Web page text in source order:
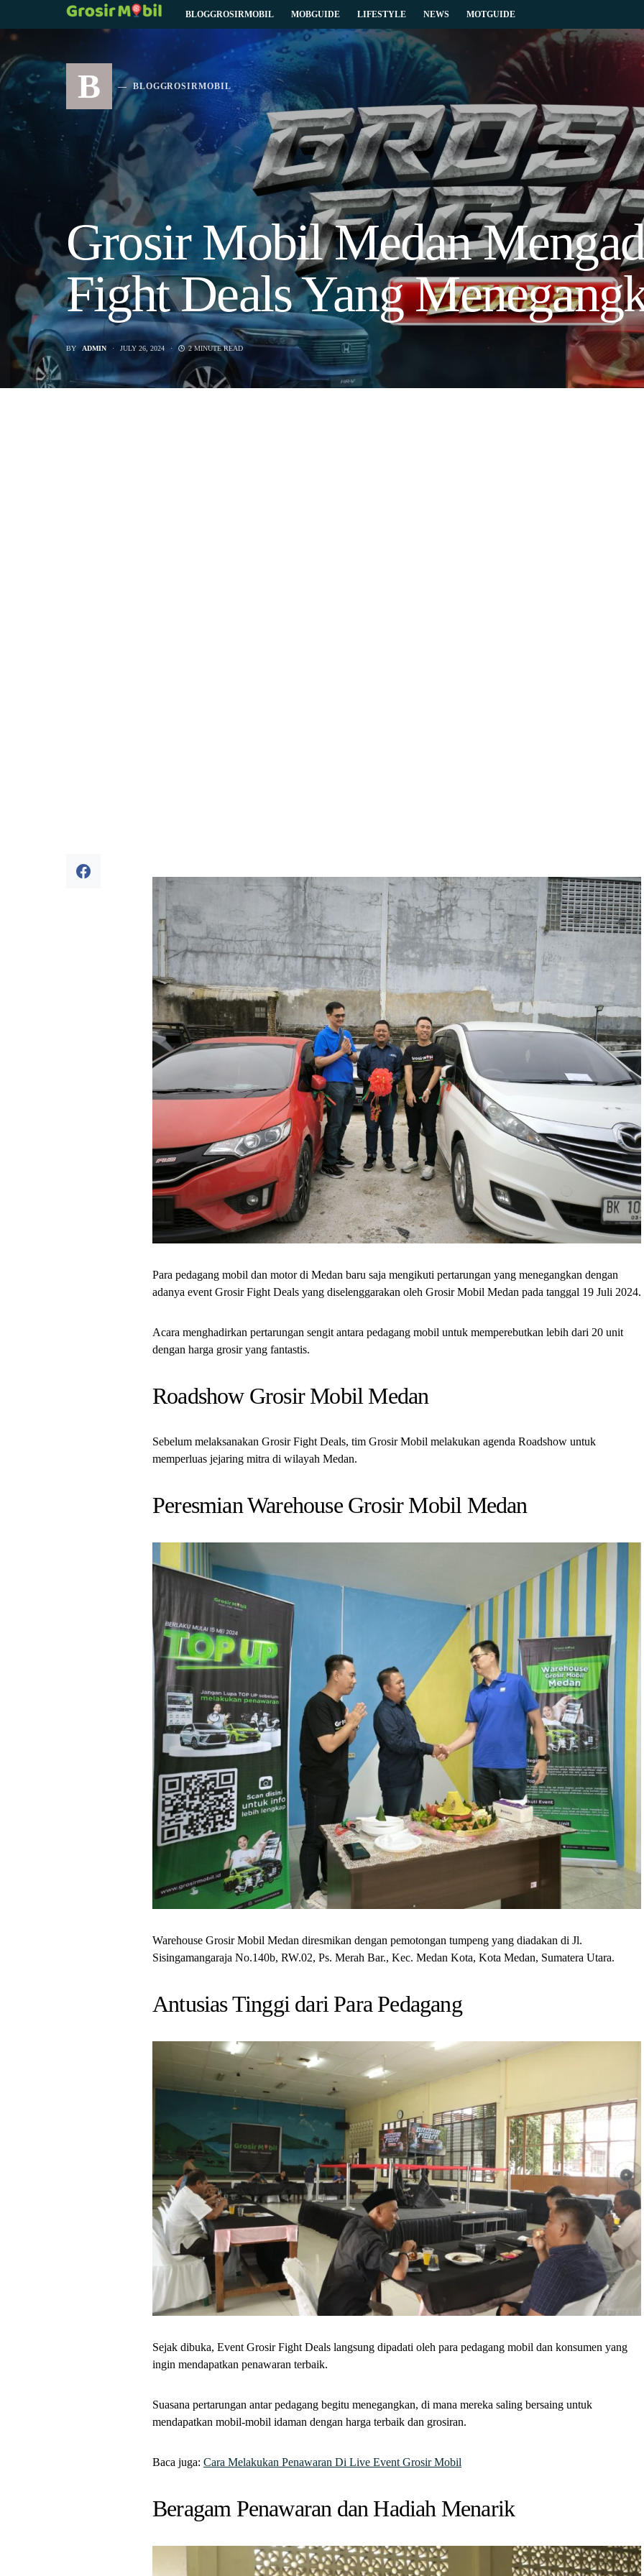
BLOGGROSIRMOBIL MOBGUIDE LIFESTYLE NEWS MOTGUIDE
B BLOGGROSIRMOBIL
Grosir Mobil Medan
Fight Deals Yang
BY ADMIN JULY 26, 2024 2 MINUTE READ
Para pedagang mobil dan motor di Medan baru saja mengikuti pertarungan yang menegangkan dengan
adanya event Grosir Fight Deals yang diselenggarakan oleh Grosir Mobil Medan pada tanggal 19 Juli 2024.
Acara menghadirkan pertarungan sengit antara pedagang mobil untuk memperebutkan lebih dari 20 unit
dengan harga grosir yang fantastis.
Roadshow Grosir Mobil Medan
Sebelum melaksanakan Grosir Fight Deals, tim Grosir Mobil melakukan agenda Roadshow untuk
memperluas jejaring mitra di wilayah Medan.
Peresmian Warehouse Grosir Mobil Medan
Warehouse Grosir Mobil Medan diresmikan dengan pemotongan tumpeng yang diadakan di Jl.
Sisingamangaraja No.140b, RW.02, Ps. Merah Bar., Kec. Medan Kota, Kota Medan, Sumatera Utara.
Antusias Tinggi dari Para Pedagang
Sejak dibuka, Event Grosir Fight Deals langsung dipadati oleh para pedagang mobil dan konsumen yang
ingin mendapatkan penawaran terbaik.
Suasana pertarungan antar pedagang begitu menegangkan, di mana mereka saling bersaing untuk
mendapatkan mobil-mobil idaman dengan harga terbaik dan grosiran.
Baca juga: Cara Melakukan Penawaran Di Live Event Grosir Mobil
Beragam Penawaran dan Hadiah Menarik